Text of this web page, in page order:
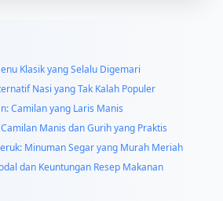
Klasik yang Selalu Digemari
Nasi yang Tak Kalah Populer
Camilan yang Laris Manis
Manis dan Gurih yang Praktis
Minuman Segar yang Murah Meriah
dan Keuntungan Resep Makanan